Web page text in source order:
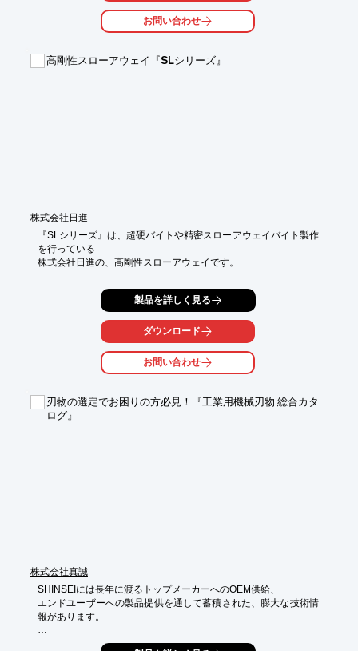
お問い合わせ
高剛性スローアウェイ『SLシリーズ』
株式会社日進
『SLシリーズ』は、超硬バイトや精密スローアウェイバイト製作
を行っている
株式会社日進の、高剛性スローアウェイです。
後挽きチップは、一つ穴チップの「SUAR」と、切れ刃が長く取
にも一発加工が可能な二つ穴チップ「WUKR」の形状をご用意。
その他、突っ切りチップ・ねじ切りチップ・ホルダーをラインア
ップしております。
チップとホルダーをセレーションで固定
HRC60°材も削れる
■後挽きチップ
製品を詳しく見る
ダウンロード
お問い合わせ
刃物の選定でお困りの方必見！『工業用機械刃物 総合カタ
ログ』
株式会社真誠
SHINSEIには長年に渡るトップメーカーへのOEM供給、
エンドユーザーへの製品提供を通して蓄積された、膨大な技術情
報があります。
この度8年ぶりにカタログをリニューアルし、文字サイズ・カラ